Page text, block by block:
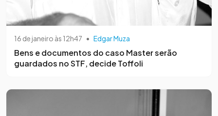
16 de janeiro às 12h47 • Edgar Muza
Bens e documentos do caso Master serão
guardados no STF, decide Toffoli